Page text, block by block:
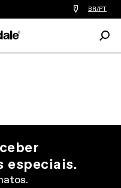
Find
a
you
BR/PT
especiais.